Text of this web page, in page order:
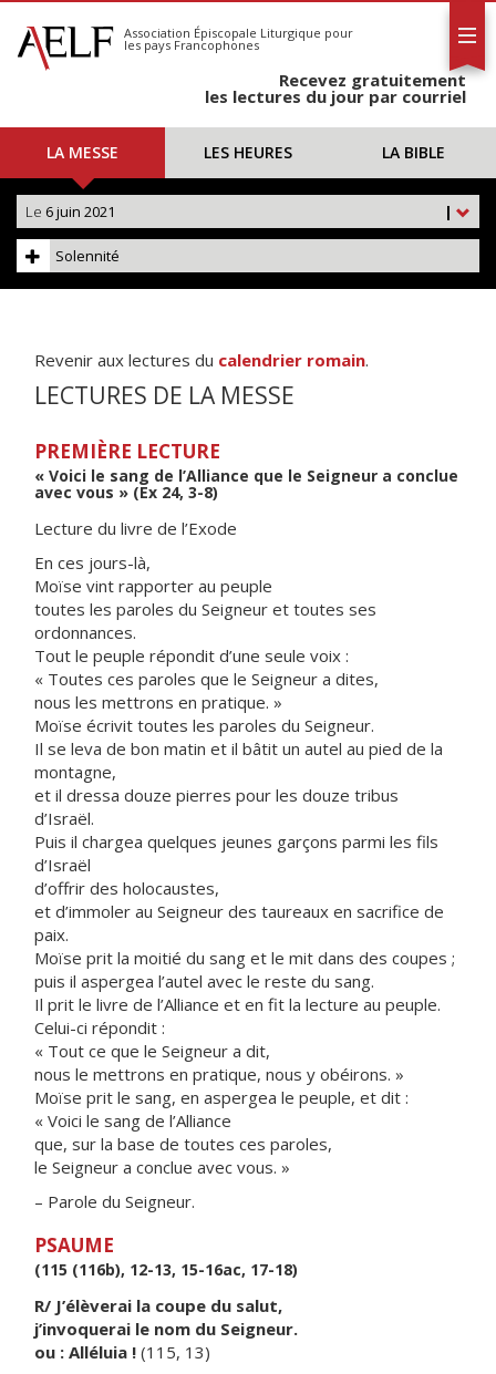
S'abonner
Calendrier
Association Épiscopale Liturgique pour
les pays Francophones
Recevez gratuitement
les lectures du jour par courriel
LA MESSE LES HEURES LA BIBLE
|
Le 6 juin 2021
Solennité
Revenir aux lectures du calendrier romain.
LECTURES DE LA MESSE
PREMIÈRE LECTURE
« Voici le sang de l’Alliance que le Seigneur a conclue
avec vous » (Ex 24, 3-8)
Lecture du livre de l’Exode
En ces jours-là,
Moïse vint rapporter au peuple
toutes les paroles du Seigneur et toutes ses
ordonnances.
Tout le peuple répondit d’une seule voix :
« Toutes ces paroles que le Seigneur a dites,
nous les mettrons en pratique. »
Moïse écrivit toutes les paroles du Seigneur.
Il se leva de bon matin et il bâtit un autel au pied de la
montagne,
et il dressa douze pierres pour les douze tribus
d’Israël.
Puis il chargea quelques jeunes garçons parmi les fils
d’Israël
d’offrir des holocaustes,
et d’immoler au Seigneur des taureaux en sacrifice de
paix.
Moïse prit la moitié du sang et le mit dans des coupes ;
puis il aspergea l’autel avec le reste du sang.
Il prit le livre de l’Alliance et en fit la lecture au peuple.
Celui-ci répondit :
« Tout ce que le Seigneur a dit,
nous le mettrons en pratique, nous y obéirons. »
Moïse prit le sang, en aspergea le peuple, et dit :
« Voici le sang de l’Alliance
que, sur la base de toutes ces paroles,
le Seigneur a conclue avec vous. »
– Parole du Seigneur.
PSAUME
(115 (116b), 12-13, 15-16ac, 17-18)
R/ J’élèverai la coupe du salut,
j’invoquerai le nom du Seigneur.
ou : Alléluia ! (115, 13)